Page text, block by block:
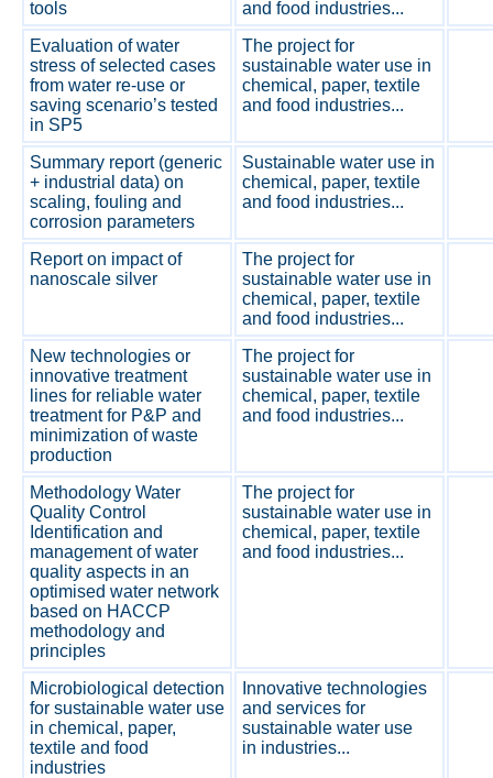
tools
and food industries...
Evaluation of water
stress of selected cases
from water re-use or
saving scenario’s tested
in SP5
The project for
sustainable water use in
chemical, paper, textile
and food industries...
Summary report (generic
+ industrial data) on
scaling, fouling and
corrosion parameters
Sustainable water use in
chemical, paper, textile
and food industries...
Report on impact of
nanoscale silver
The project for
sustainable water use in
chemical, paper, textile
and food industries...
New technologies or
innovative treatment
lines for reliable water
treatment for P&P and
minimization of waste
production
The project for
sustainable water use in
chemical, paper, textile
and food industries...
Methodology Water
Quality Control
Identification and
management of water
quality aspects in an
optimised water network
based on HACCP
methodology and
principles
The project for
sustainable water use in
chemical, paper, textile
and food industries...
Microbiological detection
for sustainable water use
in chemical, paper,
textile and food
industries
Innovative technologies
and services for
sustainable water use
in industries...